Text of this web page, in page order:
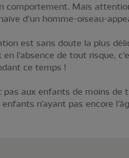
comportement. Mais
d’un homme-oiseau-
est sans doute la plus
en l’absence de tout risque,
ce temps !
pas aux enfants de moins de
n’ayant pas encore